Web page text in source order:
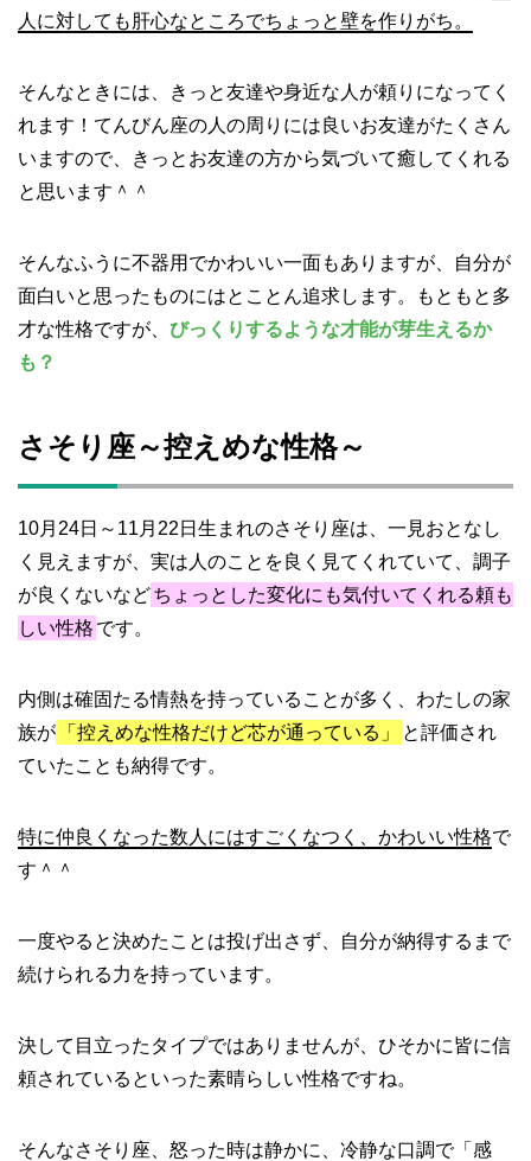
人に対しても肝心なところでちょっと壁を作りがち。
そんなときには、きっと友達や身近な人が頼りになってく
れます！てんびん座の人の周りには良いお友達がたくさん
いますので、きっとお友達の方から気づいて癒してくれる
と思います＾＾
そんなふうに不器用でかわいい一面もありますが、自分が
面白いと思ったものにはとことん追求します。もともと多
才な性格ですが、 びっくりするような才能が芽生えるか
も？
さそり座～控えめな性格～
10月24日～11月22日生まれのさそり座は、一見おとなし
く見えますが、実は人のことを良く見てくれていて、調子
が良くないなどちょっとした変化にも気付いてくれる頼も
しい性格 です。
内側は確固たる情熱を持っていることが多く、わたしの家
族が
「控えめな性格だけど芯が通っている」
と評価され
ていたことも納得です。
特に仲良くなった数人にはすごくなつく、かわいい性格で
す＾＾
一度やると決めたことは投げ出さず、自分が納得するまで
続けられる力を持っています。
決して目立ったタイプではありませんが、ひそかに皆に信
頼されているといった素晴らしい性格ですね。
そんなさそり座、怒った時は静かに、冷静な口調で「感